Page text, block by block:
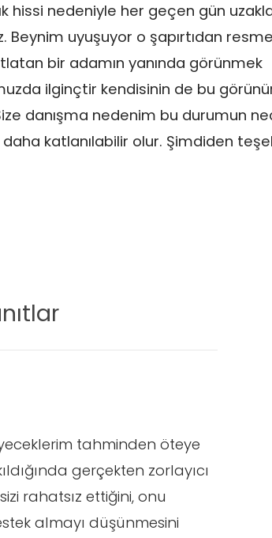
hissi nedeniyle her geçen gün
Beynim uyuşuyor o şapırtıdan
bir adamın yanında görünmek
ilginçtir kendisinin de bu
danışma nedenim bu durumun
katlanılabilir olur. Şimdiden
tahminden öteye
gerçekten zorlayıcı
rahatsız ettiğini, onu
almayı düşünmesini